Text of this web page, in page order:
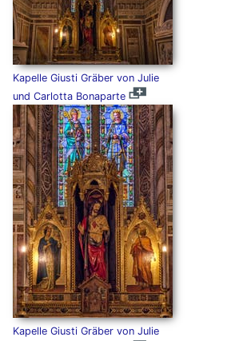
Kapelle Giusti Gräber von Julie
und Carlotta Bonaparte
Kapelle Giusti Gräber von Julie